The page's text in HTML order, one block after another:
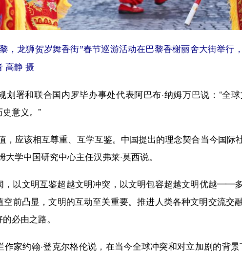
龙狮贺岁舞香街”春节巡游活动在巴黎香榭丽舍大街举行
高静 摄
署和联合国内罗毕办事处代表阿巴布·纳姆万巴说：“全
意义。”
应该相互尊重、互学互鉴。中国提出的理念契合当今国际
学中国研究中心主任汉弗莱·莫西说。
以文明互鉴超越文明冲突，以文明包容超越文明优越——
空前凸显，文明的互动至关重要。推进人类各种文明交流交
必由之路。
约翰·登克尔格伦说，在当今全球冲突和对立加剧的背景